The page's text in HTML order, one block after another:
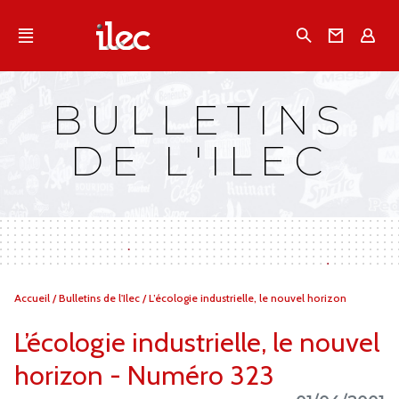
Qu'est-ce que l’Ilec
Campagnes multimarques
Dans la presse
BULLETINS
DE L'ILEC
Vous
Accueil /Bulletins de l'Ilec /L’écologie industrielle, le nouvel horizon
L’écologie industrielle, le nouvel
horizon - Numéro 323